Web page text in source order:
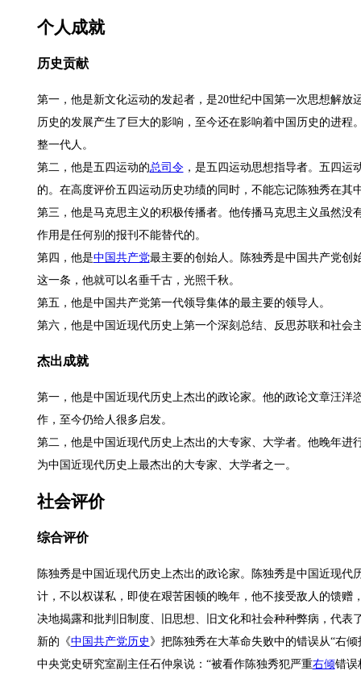
个人成就
历史贡献
第一，他是新文化运动的发起者，是20世纪中国第一次思想解放
历史的发展产生了巨大的影响，至今还在影响着中国历史的进
整一代人。
第二，他是五四运动的总司令，是五四运动思想指导者。五四运
的。在高度评价五四运动历史功绩的同时，不能忘记陈独秀在其
第三，他是马克思主义的积极传播者。他传播马克思主义虽然没
作用是任何别的报刊不能替代的。
第四，他是中国共产党最主要的创始人。陈独秀是中国共产党创
这一条，他就可以名垂千古，光照千秋。
第五，他是中国共产党第一代领导集体的最主要的领导人。
第六，他是中国近现代历史上第一个深刻总结、反思苏联和社会
杰出成就
第一，他是中国近现代历史上杰出的政论家。他的政论文章汪
作，至今仍给人很多启发。
第二，他是中国近现代历史上杰出的大专家、大学者。他晚年
为中国近现代历史上最杰出的大专家、大学者之一。
社会评价
综合评价
陈独秀是中国近现代历史上杰出的政论家。陈独秀是中国近现
计，不以权谋私，即使在艰苦困顿的晚年，他不接受敌人的馈
决地揭露和批判旧制度、旧思想、旧文化和社会种种弊病，代表
新的《中国共产党历史 》把陈独秀在大革命失败中的错误从“右
中央党史研究室副主任石仲泉说：“被看作陈独秀犯严重右倾错误